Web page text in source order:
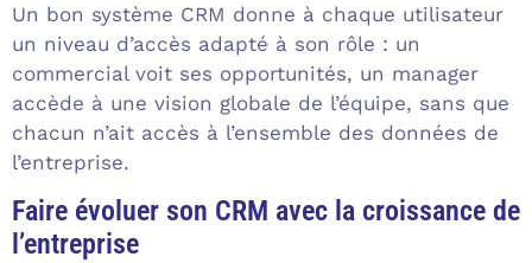
Un bon système CRM donne à chaque utilisateur
un niveau d’accès adapté à son rôle : un
commercial voit ses opportunités, un manager
accède à une vision globale de l’équipe, sans que
chacun n’ait accès à l’ensemble des données de
l’entreprise.
Faire évoluer son CRM avec la croissance de
l’entreprise